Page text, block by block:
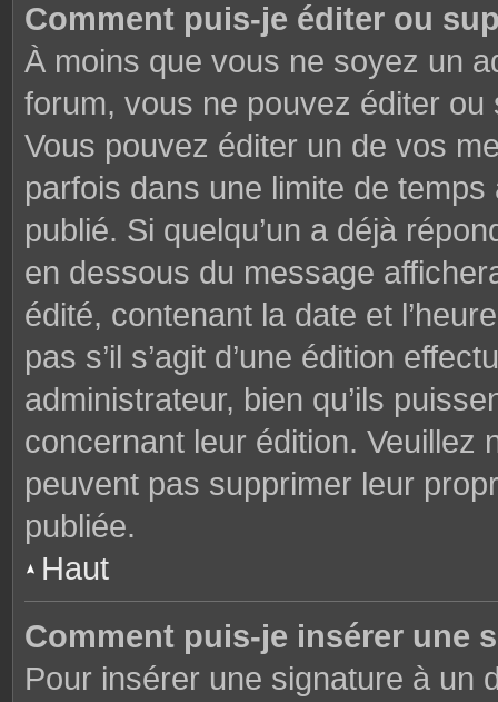
Comment puis-je éditer ou
À moins que vous ne soyez un
forum, vous ne pouvez éditer
Vous pouvez éditer un de vos
parfois dans une limite de
publié. Si quelqu’un a déjà
en dessous du message
édité, contenant la date et
pas s’il s’agit d’une édition
administrateur, bien qu’ils
concernant leur édition. Veuillez
peuvent pas supprimer leur
publiée.
Haut
Comment puis-je insérer une
Pour insérer une signature à un